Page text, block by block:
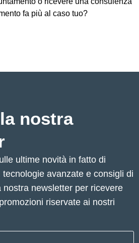
fa più al caso tuo?
nostra
ultime novità in fatto di
avanzate e consigli di
nostra newsletter per ricevere
riservate ai nostri